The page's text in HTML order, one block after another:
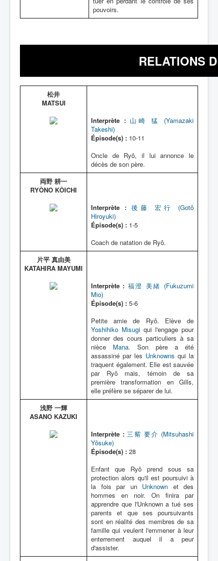
pouvoirs.
RELATIONS
松井
MATSUI
Interprète : 山崎 猛 (Yamazaki
Takeshi)
Épisode(s) : 10-11
Oncle de Ryô, il lui annonce le
décès de son père.
両野 耕一
RYÔNO KÔICHI
Interprète : 後藤 宏行 (Gotô
Hiroyuki)
Épisode(s) : 1-5
Coach de natation de Ryô.
片平 真由美
KATAHIRA MAYUMI
Interprète : 福澄 美緒 (Fukuzumi
Mio)
Épisode(s) : 5-6
Petite amie de Ryô. Elève de
Yoshihiko Misugi qui l'engage pour
donner des cours particuliers à sa
nièce Mana. Son père a été
assassiné par les Unknowns qui la
traquent également. Elle est sauvée
par Ryô mais, témoin de sa
première transformation en Gills,
elle préfère se séparer de lui.
浅野 一輝
ASANO KAZUKI
Interprète : 三觜 要介 (Mitsuhashi
Yôsuke)
Épisode(s) : 28
Enfant que Ryô prend sous sa
protection alors qu'il est poursuivi à
la fois par un Unknown et des
hommes en noir. On finira par
apprendre que l'Unknown a tué ses
parents et que ses poursuivants
sont en réalité des membres de sa
famille qui veulent l'emmener à leur
enterrement auquel il a peur
d'assister.